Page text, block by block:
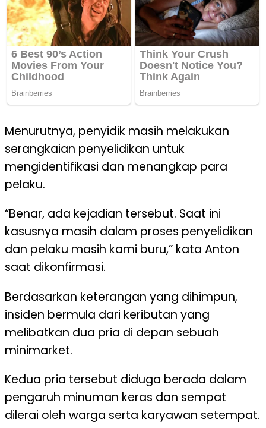
Menurutnya, penyidik masih melakukan
serangkaian penyelidikan untuk
mengidentifikasi dan menangkap para
pelaku.
“Benar, ada kejadian tersebut. Saat ini
kasusnya masih dalam proses penyelidikan
dan pelaku masih kami buru,” kata Anton
saat dikonfirmasi.
Berdasarkan keterangan yang dihimpun,
insiden bermula dari keributan yang
melibatkan dua pria di depan sebuah
minimarket.
Kedua pria tersebut diduga berada dalam
pengaruh minuman keras dan sempat
dilerai oleh warga serta karyawan setempat.